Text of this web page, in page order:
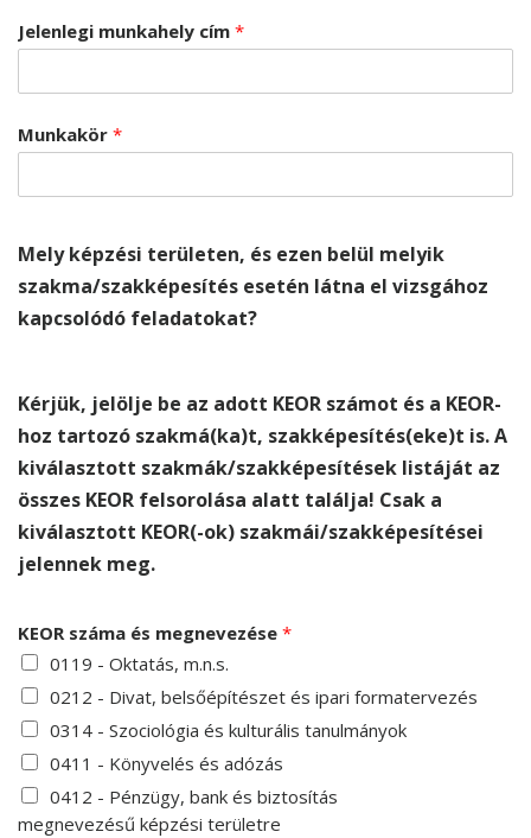
Jelenlegi munkahely cím *
Munkakör *
Mely képzési területen, és ezen belül melyik
szakma/szakképesítés esetén látna el vizsgához
kapcsolódó feladatokat?
Kérjük, jelölje be az adott KEOR számot és a KEOR-
hoz tartozó szakmá(ka)t, szakképesítés(eke)t is. A
kiválasztott szakmák/szakképesítések listáját az
összes KEOR felsorolása alatt találja! Csak a
kiválasztott KEOR(-ok) szakmái/szakképesítései
jelennek meg.
KEOR száma és megnevezése *
0119 - Oktatás, m.n.s.
0212 - Divat, belsőépítészet és ipari formatervezés
0314 - Szociológia és kulturális tanulmányok
0411 - Könyvelés és adózás
0412 - Pénzügy, bank és biztosítás
megnevezésű képzési területre